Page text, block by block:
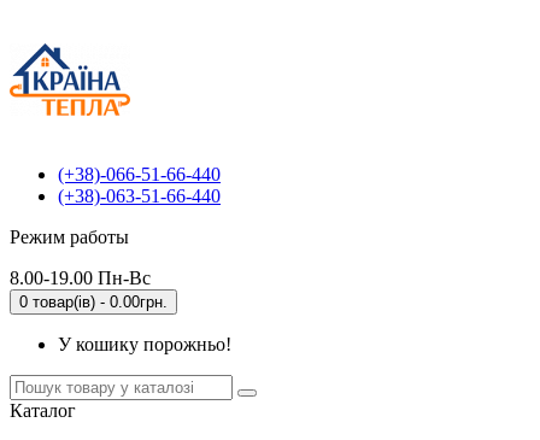
(+38)-066-51-66-440
(+38)-063-51-66-440
Режим работы
8.00-19.00 Пн-Вс
0 товар(ів) - 0.00грн.
У кошику порожньо!
Каталог